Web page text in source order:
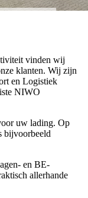
vinden wij
klanten. Wij zijn
en Logistiek
NIWO
uw lading. Op
bijvoorbeeld
en BE-
allerhande